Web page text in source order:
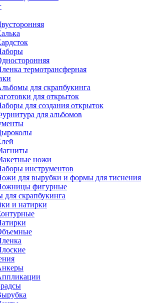
термотрансферная
для скрапбукинга
для открыток
для создания открыток
для альбомов
ножи
инструментов
для вырубки и формы для тиснения
фигурные
для скрапбукинга
и натирки